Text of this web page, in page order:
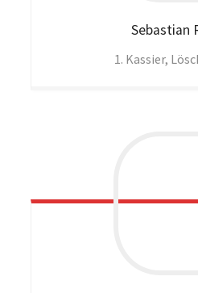
Sebastian
1. Kassier,